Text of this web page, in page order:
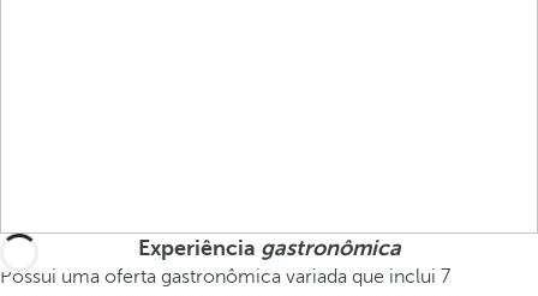
Experiência gastronômica
Possui uma oferta gastronômica variada que inclui 7